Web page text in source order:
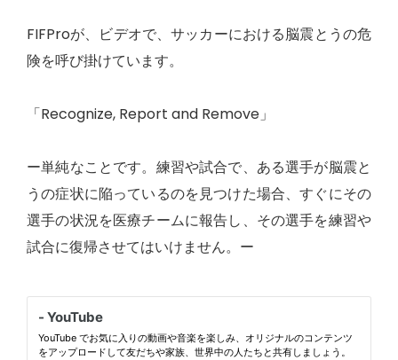
FIFProが、ビデオで、サッカーにおける脳震とうの危
険を呼び掛けています。
「Recognize, Report and Remove」
ー単純なことです。練習や試合で、ある選手が脳震と
うの症状に陥っているのを見つけた場合、すぐにその
選手の状況を医療チームに報告し、その選手を練習や
試合に復帰させてはいけません。ー